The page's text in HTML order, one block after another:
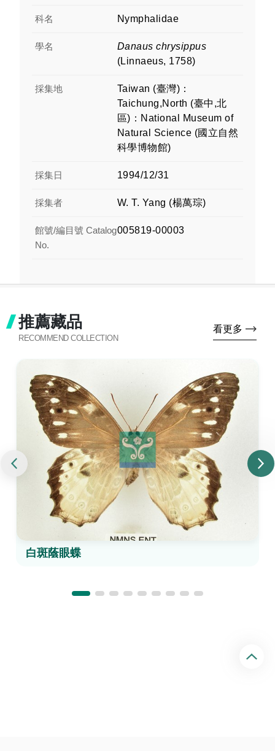
科名 Nymphalidae
學名
Danaus chrysippus
(Linnaeus, 1758)
採集地
Taiwan (臺灣)：
Taichung,North (臺中,北
區)：National Museum of
Natural Science (國立自然
科學博物館)
採集日 1994/12/31
採集者 W. T. Yang (楊萬琮)
館號/編目號 Catalog
No.
005819-00003
推薦藏品
RECOMMEND COLLECTION
看更多
白斑蔭眼蝶
回
頂
端